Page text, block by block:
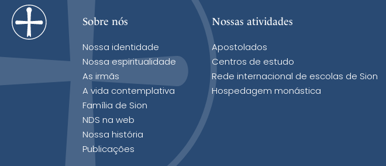
Sobre nós
Nossa identidade
Nossa espiritualidade
As irmãs
A vida contemplativa
Família de Sion
NDS na web
Nossa história
Publicações
Nossas atividades
Apostolados
Centros de estudo
Rede internacional de escolas de Sion
Hospedagem monástica